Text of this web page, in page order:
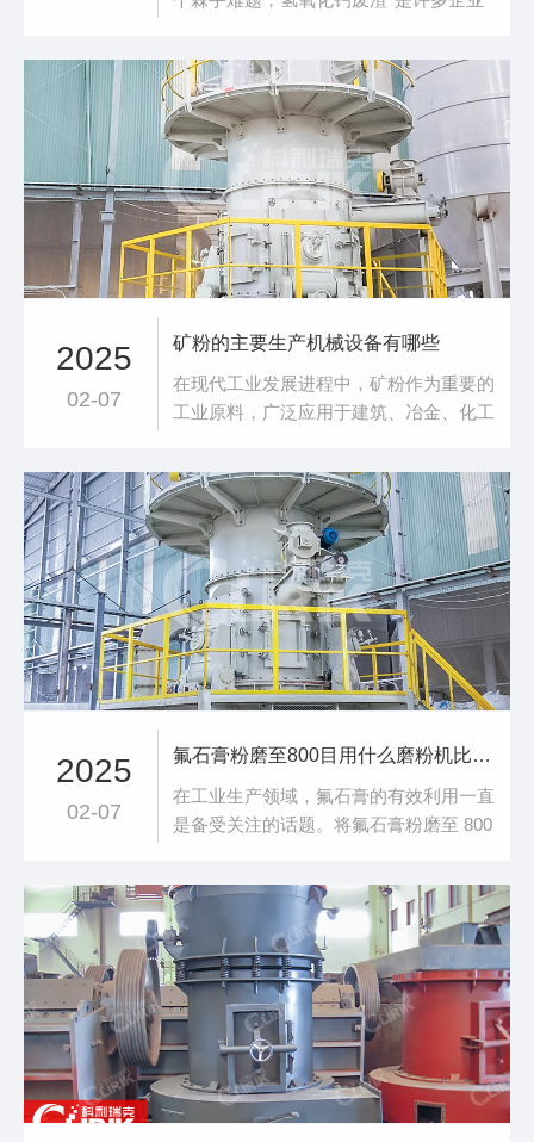
钙中的碱性物质及其他成分会渗入土壤、
流入水体，导致土壤板结、水体酸碱度失
衡，对生态环境造成严重破坏。接到用户
反馈，使用HGM环辊微粉磨后，改变了
这一困境，让氢氧化钙废渣重获新生。加
工物料：
2025
02-07
矿粉的主要生产机械设备有哪些
在现代工业发展进程中，矿粉作为重要的
工业原料，广泛应用于建筑、冶金、化工
一系列先进的机械设备。破碎机是矿粉生
产的 “先锋官”。颚式破碎机便是其中的典
型代表，它具有强大的破碎能力，能够将
大块矿石进行初步破碎，为后续的加工环
节打下基础。其坚固耐用的结构设计，能
适应各
2025
02-07
氟石膏粉磨至800目用什么磨粉机比较好
在工业生产领域，氟石膏的有效利用一直
是备受关注的话题。将氟石膏粉磨至 800
利瑞克凭借其卓越的技术和优质的产品，
为这一难题提供了**解决方案。科利瑞克
的 CLUM系列立式磨粉机，在氟石膏粉磨
至 800 目这一应用中表现出色。该款磨粉
机采用先进的研磨技术，其独特的